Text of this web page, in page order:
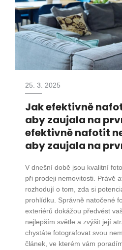
25. 3. 2025
Jak efektivně
aby zaujala na
efektivně nafotit
aby zaujala na
V dnešní době jsou kvalitní
při prodeji nemovitosti. Právě
rozhodují o tom, zda si
prohlídku. Správně natočené
exteriérů dokážou předvést
nejlepším světle a zvýšit její
chystáte fotografovat svou
článek, ve kterém vám